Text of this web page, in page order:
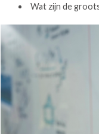
Wat zijn de